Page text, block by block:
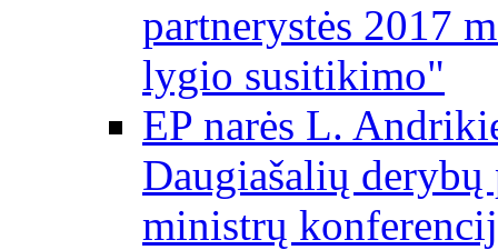
partnerystės 2017
lygio susitikimo"
EP narės L.
Daugiašalių derybų
ministrų